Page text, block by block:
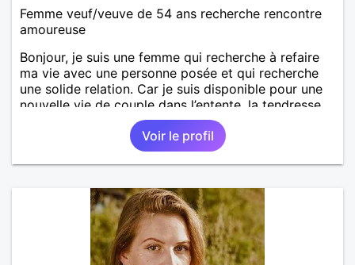
Femme veuf/veuve de 54 ans recherche rencontre
amoureuse
Bonjour, je suis une femme qui recherche à refaire
ma vie avec une personne posée et qui recherche
une solide relation. Car je suis disponible pour une
nouvelle vie de couple dans l’entente, la tendresse,
l’amour, l’harmonie la complicité. Le respect et enfin
Voir le profil